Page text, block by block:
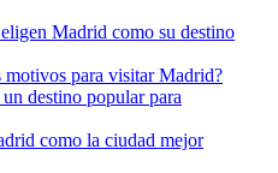
Madrid como su destino
motivos para visitar Madrid?
destino popular para
como la ciudad mejor